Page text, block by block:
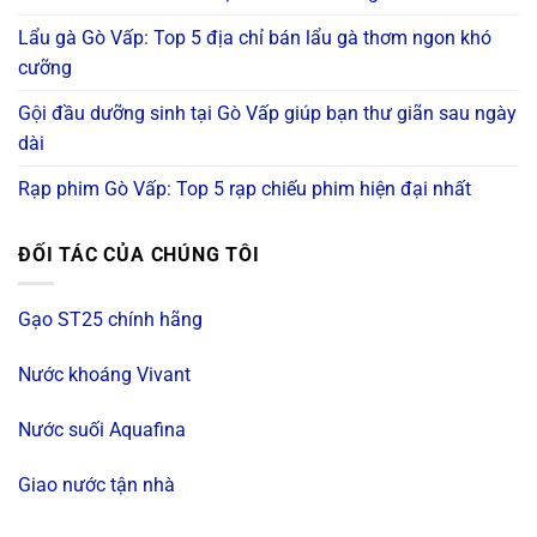
Lẩu gà Gò Vấp: Top 5 địa chỉ bán lẩu gà thơm ngon khó
cưỡng
Gội đầu dưỡng sinh tại Gò Vấp giúp bạn thư giãn sau ngày
dài
Rạp phim Gò Vấp: Top 5 rạp chiếu phim hiện đại nhất
ĐỐI TÁC CỦA CHÚNG TÔI
Gạo ST25 chính hãng
Nước khoáng Vivant
Nước suối Aquafina
Giao nước tận nhà